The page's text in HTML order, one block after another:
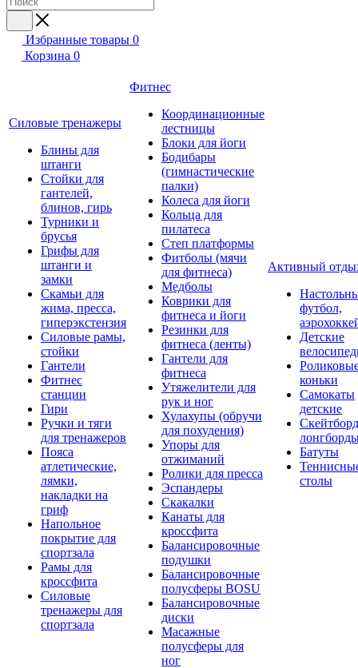
Избранные товары 0
Корзина 0
Силовые тренажеры
Блины для
штанги
Стойки для
гантелей,
блинов, гирь
Турники и
брусья
Грифы для
штанги и
замки
Скамьи для
жима, пресса,
гиперэкстензия
Силовые рамы,
стойки
Гантели
Фитнес
станции
Гири
Ручки и тяги
для тренажеров
Пояса
атлетические,
лямки,
накладки на
гриф
Напольное
покрытие для
спортзала
Рамы для
кроссфита
Силовые
тренажеры для
спортзала
Фитнес
Координационные
лестницы
Блоки для йоги
Бодибары
(гимнастические
палки)
Колеса для йоги
Кольца для
пилатеса
Степ платформы
Фитболы (мячи
для фитнеса)
Медболы
Коврики для
фитнеса и йоги
Резинки для
фитнеса (ленты)
Гантели для
фитнеса
Утяжелители для
рук и ног
Хулахупы (обручи
для похудения)
Упоры для
отжиманий
Ролики для пресса
Эспандеры
Скакалки
Канаты для
кроссфита
Балансировочные
подушки
Балансировочные
полусферы BOSU
Балансировочные
диски
Масажные
полусферы для
ног
Активный
футбол,
Детские
коньки
Самокаты
детские
Батуты
столы